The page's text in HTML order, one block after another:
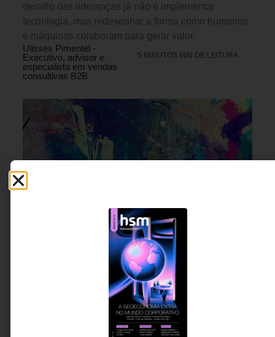
desafio das lideranças já não é implementar
tecnologia, mas redesenhar a forma como humanos
e máquinas colaboram para gerar valor.
Ulisses Pimentel -
Executivo, advisor e
especialista em vendas
consultivas B2B
5 MINUTOS MIN DE LEITURA